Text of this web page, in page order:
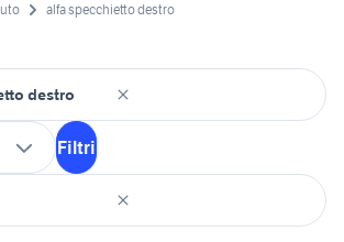
alfa specchietto destro
Filtri